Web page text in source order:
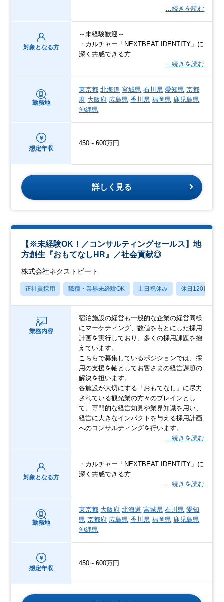
…続きを読む
対象となる方
～未経験歓迎～
・カルチャー「NEXTBEAT IDENTITY」に
深く共感できる方
…続きを読む
勤務地
東京都 北海道 宮城県 石川県 愛知県 京都
府 大阪府 広島県 香川県 福岡県 鹿児島県
沖縄県
想定年収
450～600万円
詳しく見る
【※未経験OK！／コンサルティングセールス】地
方創生『おもてなしHR』／社会貢献◎
株式会社ネクストビート
正社員採用 職種・業界未経験OK 土日祝休み 休日120日以上
業務内容
宿泊施設の経営も一般的な企業の経営同様
にマーケティング、数値をもとにした採用
計画を実行しており、多くの採用課題を抱
えています。
こちらで募集しているポジションでは、採
用の支援を軸としてお客さまの経営課題の
解決を担います。
各施設が大切にする「おもてなし」に尽力
されている観光業の方々のブレインとし
て、専門的な経営知見や業界知識を用い、
経営に大きなインパクトを与える採用計画
へのコンサルティングを行います。
…続きを読む
対象となる方
・カルチャー「NEXTBEAT IDENTITY」に
深く共感できる方
…続きを読む
勤務地
東京都 大阪府 北海道 宮城県 石川県 愛知
県 京都府 広島県 香川県 福岡県 鹿児島県
沖縄県
想定年収
450～600万円